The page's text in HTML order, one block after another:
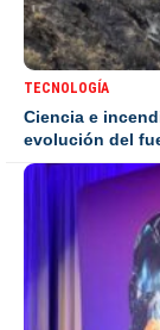
TECNOLOGÍA
Ciencia e
evolución del